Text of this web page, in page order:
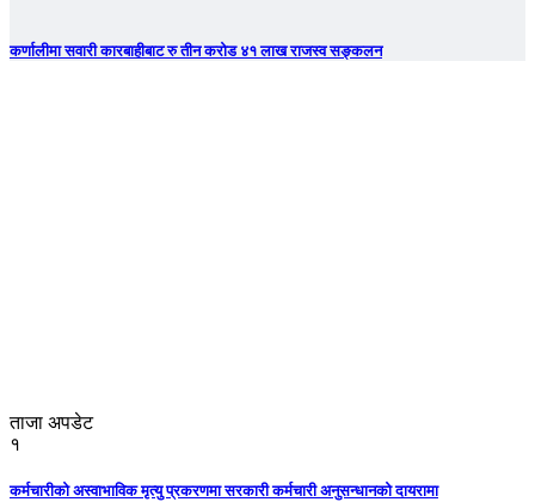
कर्णालीमा सवारी कारबाहीबाट रु तीन करोड ४१ लाख राजस्व सङ्कलन
ताजा अपडेट
१
कर्मचारीको अस्वाभाविक मृत्यु प्रकरणमा सरकारी कर्मचारी अनुसन्धानको दायरामा